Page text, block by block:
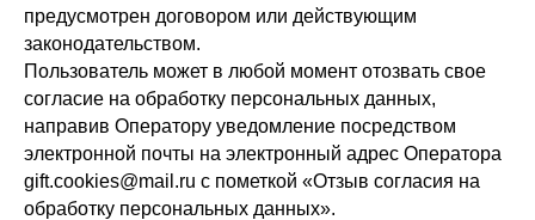
предусмотрен договором или действующим
законодательством.
Пользователь может в любой момент отозвать свое
согласие на обработку персональных данных,
направив Оператору уведомление посредством
электронной почты на электронный адрес Оператора
gift.cookies@mail.ru с пометкой «Отзыв согласия на
обработку персональных данных».